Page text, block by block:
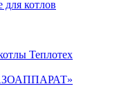
котлов
Теплотех